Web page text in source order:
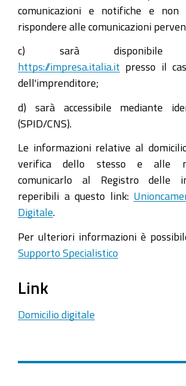
comunicazioni e notifiche e non
rispondere alle comunicazioni
c) sarà disponibile
https://impresa.italia.it presso il
dell'imprenditore;
d) sarà accessibile mediante
(SPID/CNS).
Le informazioni relative al
verifica dello stesso e alle
comunicarlo al Registro delle
reperibili a questo link:
Digitale
Per ulteriori informazioni è
Supporto Specialistico
Link
Domicilio digitale